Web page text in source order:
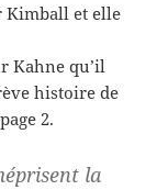
Kimball et elle
Kahne qu’il
histoire de
2.
la